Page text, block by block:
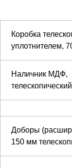
Коробка
уплотнителем,
Наличник МДФ,
Доборы
150 мм